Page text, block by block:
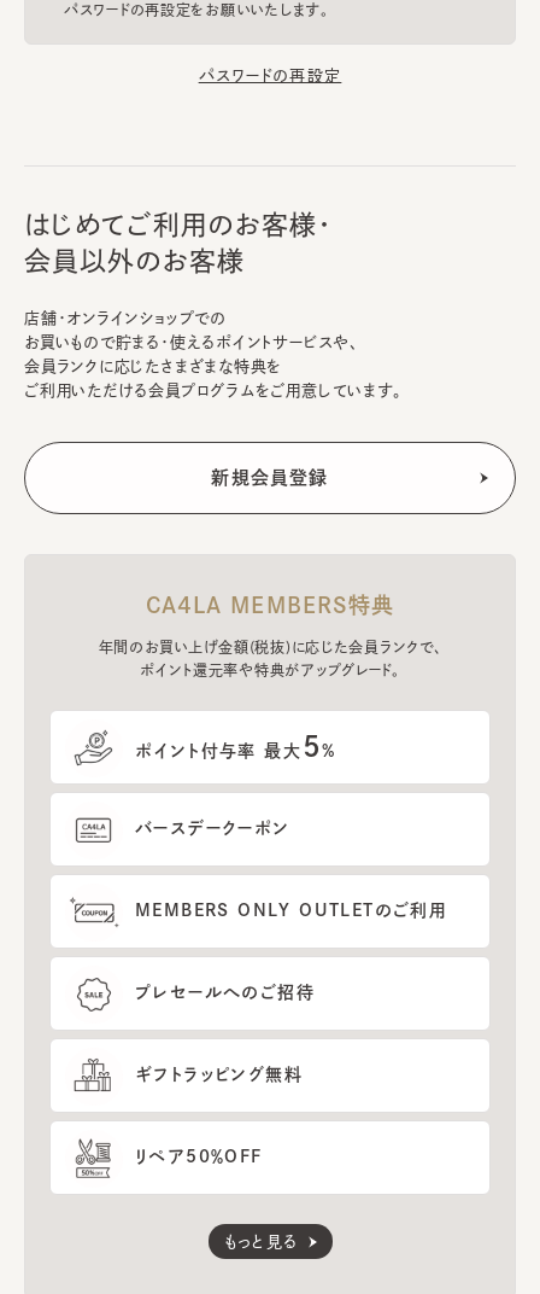
パスワードの再設定をお願いいたします。
パスワードの再設定
はじめてご利用のお客様・
会員以外のお客様
店舗・オンラインショップでの
お買いもので貯まる・使えるポイントサービスや、
会員ランクに応じたさまざまな特典を
ご利用いただける会員プログラムをご用意しています。
CA4LA MEMBERS特典
年間のお買い上げ金額(税抜)に応じた会員ランクで、
ポイント還元率や特典がアップグレード。
ポイント付与率 最大 5%
バースデークーポン
MEMBERS ONLY OUTLETのご利用
プレセールへのご招待
ギフトラッピング無料
リペア50％OFF
もっと見る